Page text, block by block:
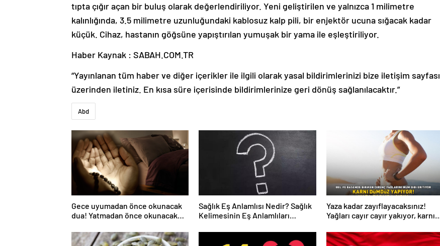
tıpta çığır açan bir buluş olarak değerlendiriliyor. Yeni geliştirilen ve yalnızca 1 milimetre
kalınlığında, 3.5 milimetre uzunluğundaki kablosuz kalp pili, bir enjektör ucuna sığacak kadar
küçük. Cihaz, hastanın göğsüne yapıştırılan yumuşak bir yama ile eşleştiriliyor.
Haber Kaynak : SABAH.COM.TR
“Yayınlanan tüm haber ve diğer içerikler ile ilgili olarak yasal bildirimlerinizi bize iletişim sayfası
üzerinden iletiniz. En kısa süre içerisinde bildirimlerinize geri dönüş sağlanılacaktır.”
Abd
Gece uyumadan önce okunacak
dua! Yatmadan önce okunacak
Sağlık Eş Anlamlısı Nedir? Sağlık
Kelimesinin Eş Anlamlıları
Yaza kadar zayıflayacaksınız!
Yağları cayır cayır yakıyor, karnı
çorbası tarifi ve püf noktaları!